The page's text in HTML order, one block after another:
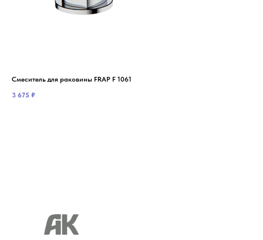
Смеситель для раковины FRAP F 1061
3 675 ₽